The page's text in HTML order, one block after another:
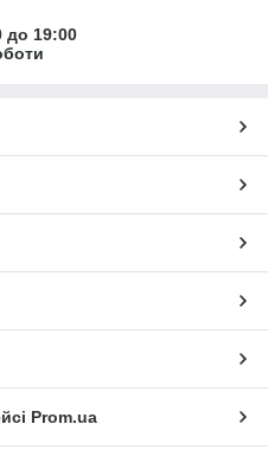
до 19:00
Prom.ua